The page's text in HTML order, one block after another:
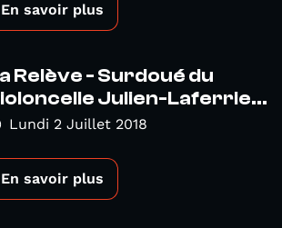
En savoir plus
Relève - Surdoué du
Julien-Laferrie...
Lundi 2 Juillet 2018
En savoir plus